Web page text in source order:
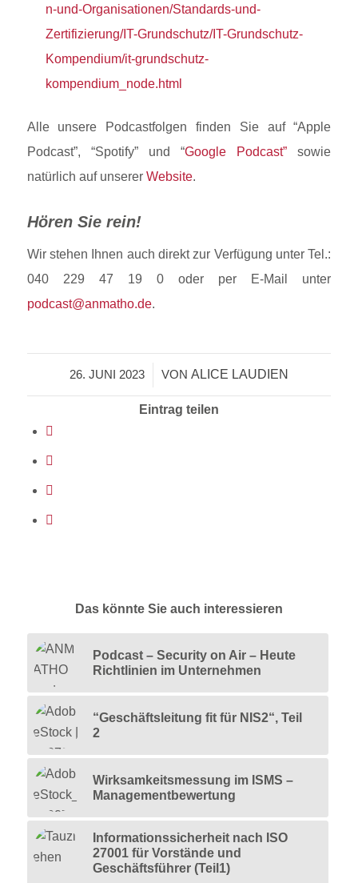
n-und-Organisationen/Standards-und-
Zertifizierung/IT-Grundschutz/IT-Grundschutz-
Kompendium/it-grundschutz-
kompendium_node.html
Alle unsere Podcastfolgen finden Sie auf “Apple
Podcast”, “Spotify” und “Google Podcast” sowie
natürlich auf unserer Website.
Hören Sie rein!
Wir stehen Ihnen auch direkt zur Verfügung unter Tel.:
040 229 47 19 0 oder per E-Mail unter
podcast@anmatho.de.
26. JUNI 2023
/ VON ALICE LAUDIEN
Eintrag teilen
Das könnte Sie auch interessieren
Podcast – Security on Air – Heute
Richtlinien im Unternehmen
“Geschäftsleitung fit für NIS2“, Teil
2
Wirksamkeitsmessung im ISMS –
Managementbewertung
Informationssicherheit nach ISO
27001 für Vorstände und
Geschäftsführer (Teil1)